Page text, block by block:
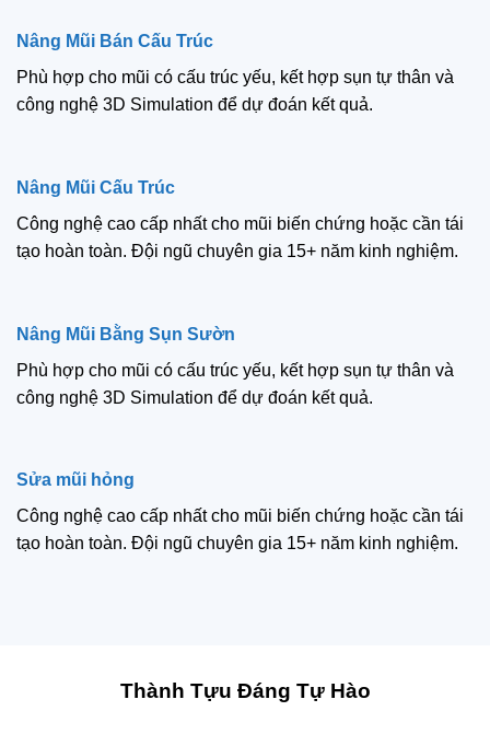
Nâng Mũi Bán Cấu Trúc
Phù hợp cho mũi có cấu trúc yếu, kết hợp sụn tự thân và
công nghệ 3D Simulation để dự đoán kết quả.
Nâng Mũi Cấu Trúc
Công nghệ cao cấp nhất cho mũi biến chứng hoặc cần tái
tạo hoàn toàn. Đội ngũ chuyên gia 15+ năm kinh nghiệm.
Nâng Mũi Bằng Sụn Sườn
Phù hợp cho mũi có cấu trúc yếu, kết hợp sụn tự thân và
công nghệ 3D Simulation để dự đoán kết quả.
Sửa mũi hỏng
Công nghệ cao cấp nhất cho mũi biến chứng hoặc cần tái
tạo hoàn toàn. Đội ngũ chuyên gia 15+ năm kinh nghiệm.
Thành Tựu Đáng Tự Hào